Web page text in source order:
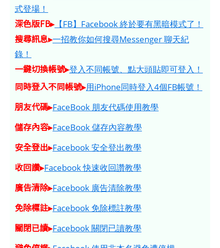
式登場！
深色版FB▸【FB】Facebook 終於要有黑暗模式了！
搜尋訊息▸一招教你如何搜尋Messenger 聊天紀
錄！
一鍵切換帳號▸登入不同帳號、點大頭貼即可登入！
同時登入不同帳號▸用iPhone同時登入4個FB帳號！
朋友代碼▸FaceBook 朋友代碼使用教學
儲存內容▸FaceBook 儲存內容教學
安全登出▸Facebook 安全登出教學
收回讚▸Facebook 快速收回讚教學
廣告清除▸Facebook 廣告清除教學
免除標註▸Facebook 免除標註教學
關閉已讀▸Facebook 關閉已讀教學